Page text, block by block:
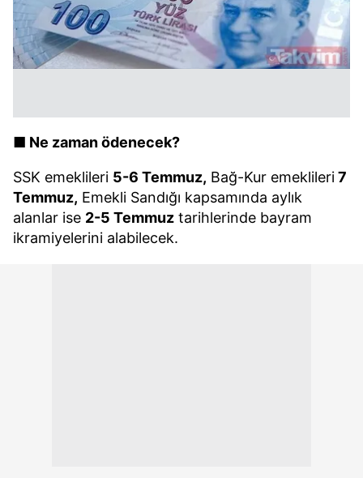
■ Ne zaman ödenecek?
SSK emeklileri 5-6 Temmuz, Bağ-Kur emeklileri7
Temmuz, Emekli Sandığı kapsamında aylık
alanlar ise 2-5 Temmuz tarihlerinde bayram
ikramiyelerini alabilecek.